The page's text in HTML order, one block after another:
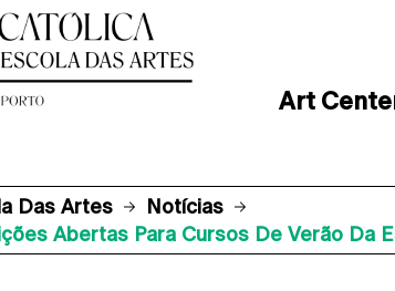
Art
Das Artes
Notícias
Abertas Para Cursos De Verão Da